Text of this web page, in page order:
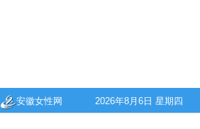
安徽女性网 2026年8月6日 星期四